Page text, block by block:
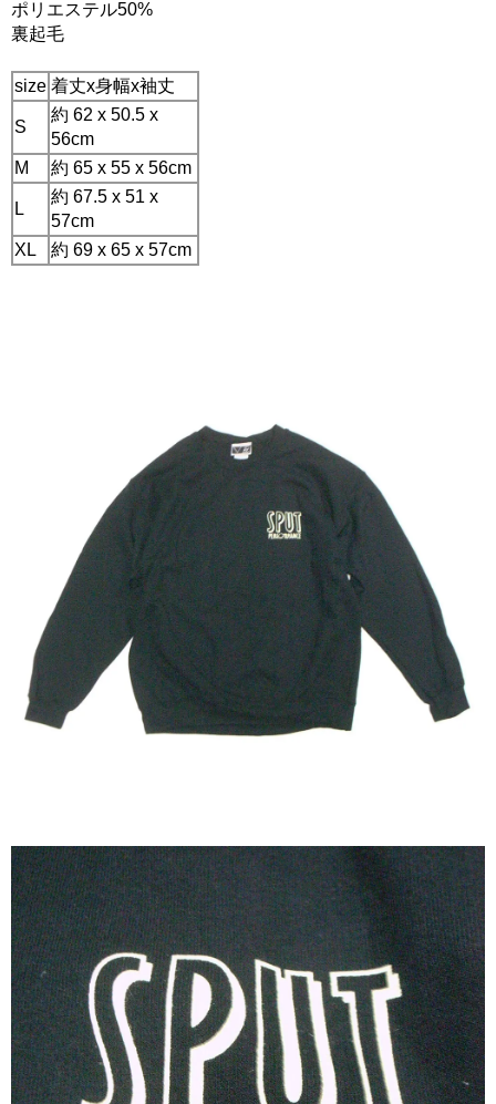
ポリエステル50%
裏起毛
size 着丈x身幅x袖丈
S
約 62 x 50.5 x
56cm
M
約 65 x 55 x 56cm
L
約 67.5 x 51 x
57cm
XL
約 69 x 65 x 57cm